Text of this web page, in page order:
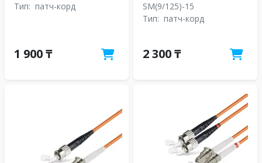
Тип: патч-корд
1 900 ₸
SM(9/125)-15
Тип: патч-корд
2 300 ₸